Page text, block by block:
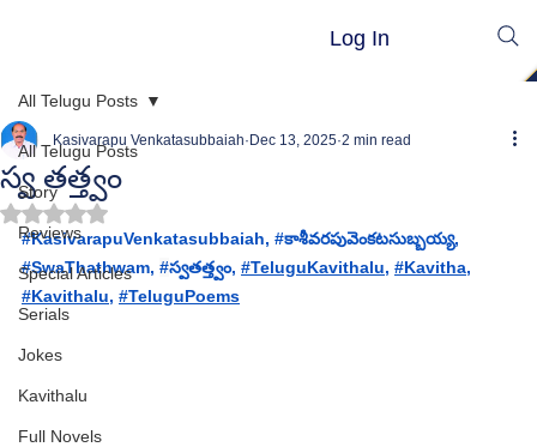
Log In
All Telugu Posts
Story
Reviews
Special Articles
Serials
Jokes
Kavithalu
Full Novels
All Telugu Posts
స్వ తత్త్వం
Kasivarapu Venkatasubbaiah Dec 13, 2025 2 min read
Rated NaN out of 5 stars.
#KasivarapuVenkatasubbaiah, #కాశీవరపువెంకటసుబ్బయ్య,
#SwaThathwam, #స్వతత్త్వం, #TeluguKavithalu, #Kavitha,
#Kavithalu, #TeluguPoems